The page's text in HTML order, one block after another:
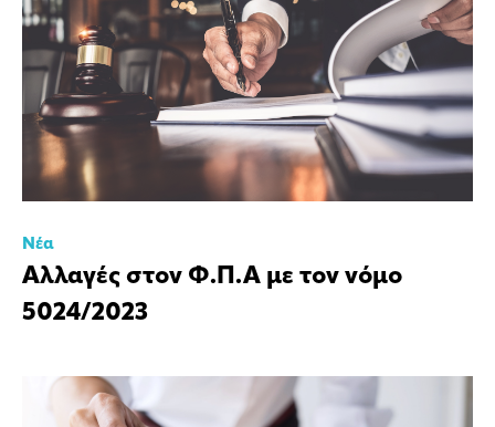
Νέα
Αλλαγές στον Φ.Π.Α με τον νόμο
5024/2023